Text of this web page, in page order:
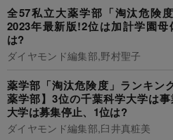
全57私立大薬学部「淘汰危険
2023年最新版!2位は加計学園
は?
ダイヤモンド編集部,野村聖子
薬学部「淘汰危険度」ランキン
薬学部】3位の千葉科学大学は
大学は募集停止、1位は?
ダイヤモンド編集部,臼井真粧美